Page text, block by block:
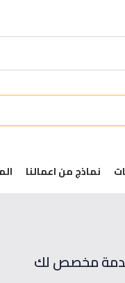
نماذج من اعمالنا
مخصص لك